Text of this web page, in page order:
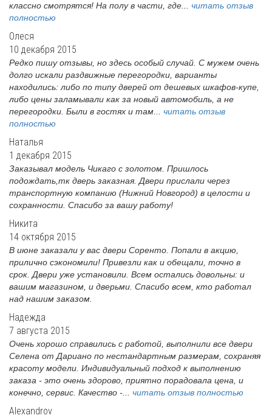
классно смотрятся! На полу в части, где... читать отзыв
полностью
Олеся
10 декабря 2015
Редко пишу отзывы, но здесь особый случай. С мужем очень
долго искали раздвижные перегородки, варианты
находились: либо по типу дверей от дешевых шкафов-купе,
либо цены заламывали как за новый автомобиль, а не
перегородки. Были в гостях и там... читать отзыв
полностью
Наталья
1 декабря 2015
Заказывал модель Чикаго с золотом. Пришлось
подождать,тк дверь заказная. Двери прислали через
транспортную компанию (Нижний Новгород) в целости и
сохранности. Спасибо за вашу работу!
Никита
14 октября 2015
В июне заказали у вас двери Соренто. Попали в акцию,
прилично сэкономили! Привезли как и обещали, точно в
срок. Двери уже установили. Всем остались довольны: и
вашим магазином, и дверьми. Спасибо всем, кто работал
над нашим заказом.
Надежда
7 августа 2015
Очень хорошо справились с работой, выполнили все двери
Селена от Дариано по нестандартным размерам, сохраняя
красоту модели. Индивидуальный подход к выполнению
заказа - это очень здорово, приятно порадовала цена, и
конечно, сервис. Качество -... читать отзыв полностью
Alexandrov